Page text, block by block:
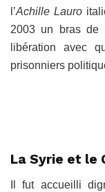
l’Achille Lauro
2003 un bras de
libération avec
prisonniers
La Syrie et le
Il fut accueilli